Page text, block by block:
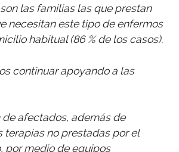
las familias las que prestan
necesitan este tipo de enfermos
habitual (86 % de los casos).
continuar apoyando a las
de afectados, además de
terapias no prestadas por el
por medio de equipos